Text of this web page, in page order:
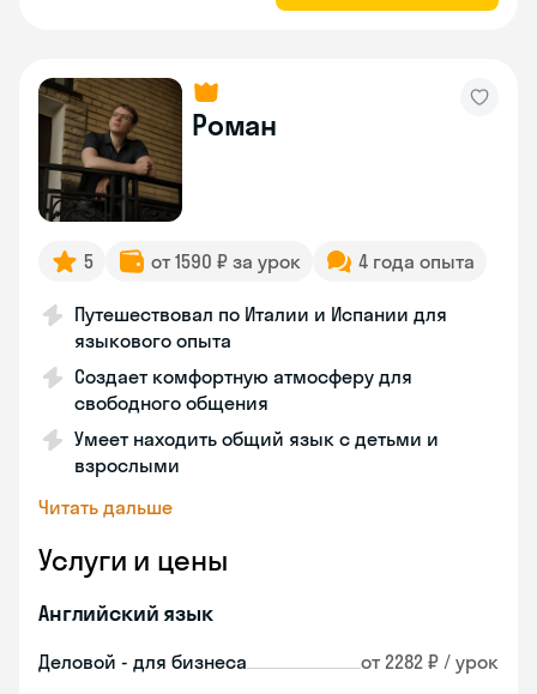
Роман
5 от 1590 ₽ за урок 4 года опыта
Путешествовал по Италии и Испании для
языкового опыта
Создает комфортную атмосферу для
свободного общения
Умеет находить общий язык с детьми и
взрослыми
Читать дальше
Услуги и цены
Английский язык
Деловой - для бизнеса от 2282 ₽ / урок